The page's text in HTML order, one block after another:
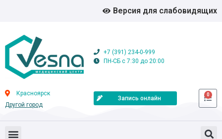
Версия для слабовидящих
+7 (391) 234-0-999
ПН-СБ с 7:30 до 20:00
Красноярск
Другой город
Запись онлайн
0